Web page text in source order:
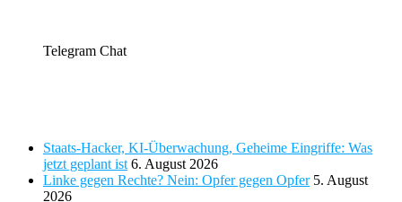
Telegram Chat
Staats-Hacker, KI-Überwachung, Geheime Eingriffe: Was
jetzt geplant ist 6. August 2026
Linke gegen Rechte? Nein: Opfer gegen Opfer 5. August
2026